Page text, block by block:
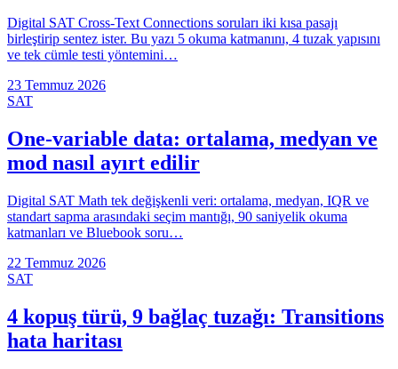
Digital SAT Cross-Text Connections soruları iki kısa pasajı
birleştirip sentez ister. Bu yazı 5 okuma katmanını, 4 tuzak yapısını
ve tek cümle testi yöntemini…
23 Temmuz 2026
SAT
One-variable data: ortalama, medyan ve
mod nasıl ayırt edilir
Digital SAT Math tek değişkenli veri: ortalama, medyan, IQR ve
standart sapma arasındaki seçim mantığı, 90 saniyelik okuma
katmanları ve Bluebook soru…
22 Temmuz 2026
SAT
4 kopuş türü, 9 bağlaç tuzağı: Transitions
hata haritası